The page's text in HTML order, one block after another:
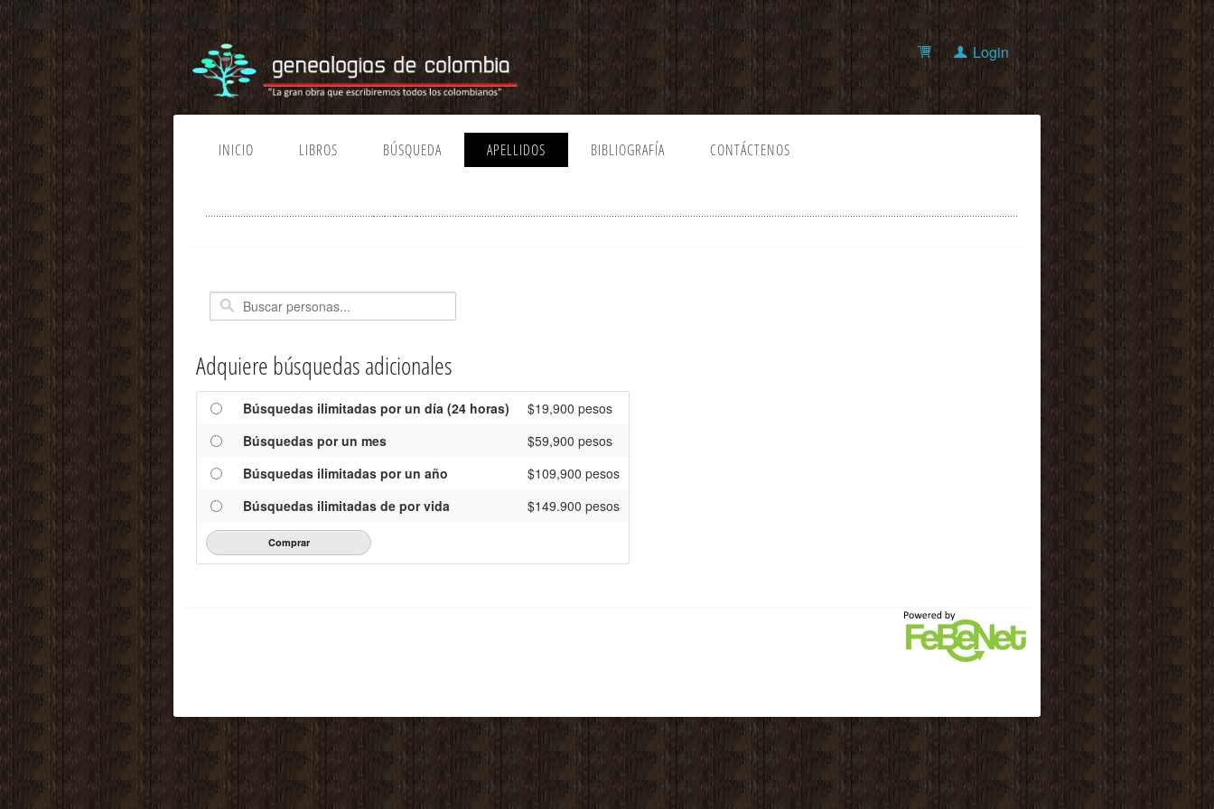
Errores en operacion:
1. Timeout expired. The timeout period elapsed prior to obtaining a connection from the pool. This may have occurred because all pooled connections were in use and max pool size was reached.
Login
INICIO LIBROS BÚSQUEDA APELLIDOS BIBLIOGRAFÍA CONTÁCTENOS
Adquiere búsquedas adicionales
Búsquedas ilimitadas por un día (24 horas)
$19,900 pesos
Búsquedas por un mes
$59,900 pesos
Búsquedas ilimitadas por un año
$109,900 pesos
Búsquedas ilimitadas de por vida
$149.900 pesos